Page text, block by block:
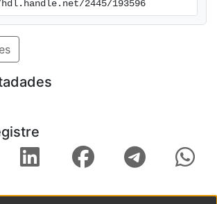
2445/193596